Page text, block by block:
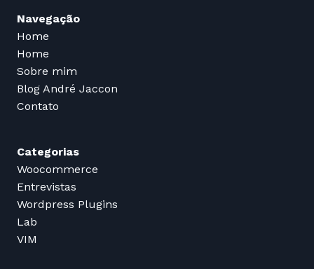
Navegação
Home
Home
Sobre mim
Blog André Jaccon
Contato
Categorias
Woocommerce
Entrevistas
Wordpress Plugins
Lab
VIM